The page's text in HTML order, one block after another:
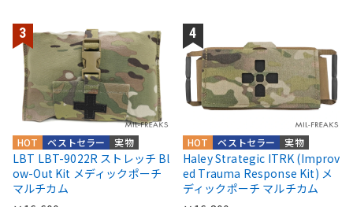
実物
ベストセラー
HOT
LBT LBT-9022R ストレッチ Bl
ow-Out Kit メディックポーチ
マルチカム
実物
ベストセラー
HOT
Haley Strategic ITRK (Improv
ed Trauma Response Kit) メ
ディックポーチ マルチカム